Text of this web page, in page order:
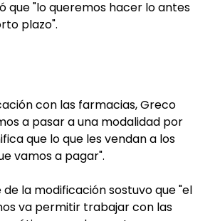
que "lo queremos hacer lo antes
plazo".
con las farmacias, Greco
a pasar a una modalidad por
que lo que les vendan a los
vamos a pagar".
la modificación sostuvo que "el
va permitir trabajar con las